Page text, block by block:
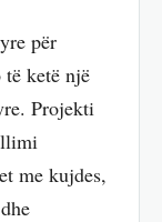
për
të ketë një
Projekti
me kujdes,